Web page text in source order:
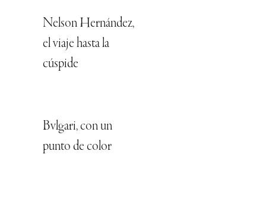
Nelson Hernández,
el viaje hasta la
cúspide
Bvlgari, con un
punto de color